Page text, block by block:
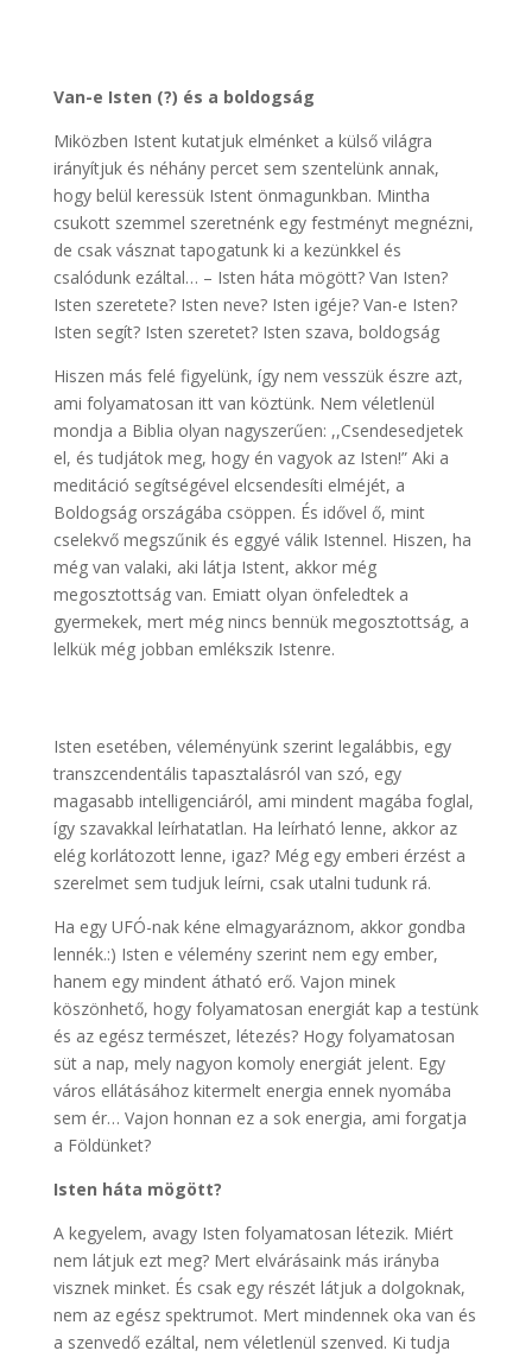
Van-e Isten (?) és a boldogság
Miközben Istent kutatjuk elménket a külső világra
irányítjuk és néhány percet sem szentelünk annak,
hogy belül keressük Istent önmagunkban. Mintha
csukott szemmel szeretnénk egy festményt megnézni,
de csak vásznat tapogatunk ki a kezünkkel és
csalódunk ezáltal… – Isten háta mögött? Van Isten?
Isten szeretete? Isten neve? Isten igéje? Van-e Isten?
Isten segít? Isten szeretet? Isten szava, boldogság
Hiszen más felé figyelünk, így nem vesszük észre azt,
ami folyamatosan itt van köztünk. Nem véletlenül
mondja a Biblia olyan nagyszerűen: ,,Csendesedjetek
el, és tudjátok meg, hogy én vagyok az Isten!” Aki a
meditáció segítségével elcsendesíti elméjét, a
Boldogság országába csöppen. És idővel ő, mint
cselekvő megszűnik és eggyé válik Istennel. Hiszen, ha
még van valaki, aki látja Istent, akkor még
megosztottság van. Emiatt olyan önfeledtek a
gyermekek, mert még nincs bennük megosztottság, a
lelkük még jobban emlékszik Istenre.
Isten esetében, véleményünk szerint legalábbis, egy
transzcendentális tapasztalásról van szó, egy
magasabb intelligenciáról, ami mindent magába foglal,
így szavakkal leírhatatlan. Ha leírható lenne, akkor az
elég korlátozott lenne, igaz? Még egy emberi érzést a
szerelmet sem tudjuk leírni, csak utalni tudunk rá.
Ha egy UFÓ-nak kéne elmagyaráznom, akkor gondba
lennék.:) Isten e vélemény szerint nem egy ember,
hanem egy mindent átható erő. Vajon minek
köszönhető, hogy folyamatosan energiát kap a testünk
és az egész természet, létezés? Hogy folyamatosan
süt a nap, mely nagyon komoly energiát jelent. Egy
város ellátásához kitermelt energia ennek nyomába
sem ér… Vajon honnan ez a sok energia, ami forgatja
a Földünket?
Isten háta mögött?
A kegyelem, avagy Isten folyamatosan létezik. Miért
nem látjuk ezt meg? Mert elvárásaink más irányba
visznek minket. És csak egy részét látjuk a dolgoknak,
nem az egész spektrumot. Mert mindennek oka van és
a szenvedő ezáltal, nem véletlenül szenved. Ki tudja